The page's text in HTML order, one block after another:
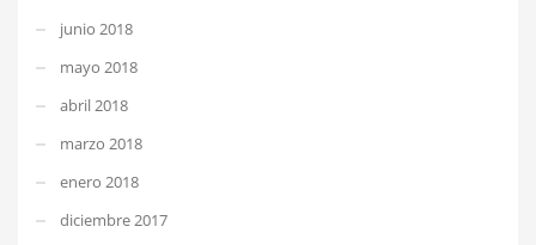
junio 2018
mayo 2018
abril 2018
marzo 2018
enero 2018
diciembre 2017